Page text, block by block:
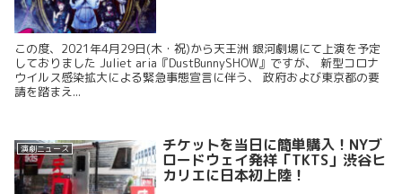
この度、2021年4月29日(木・祝)から天王洲 銀河劇場にて上演を予定
しておりました Juliet aria『DustBunnySHOW』ですが、 新型コロナ
ウイルス感染拡大による緊急事態宣言に伴う、 政府および東京都の要
請を踏まえ...
演劇ニュース チケットを当日に簡単購入！NYブ
ロードウェイ発祥「TKTS」渋谷ヒ
カリエに日本初上陸！